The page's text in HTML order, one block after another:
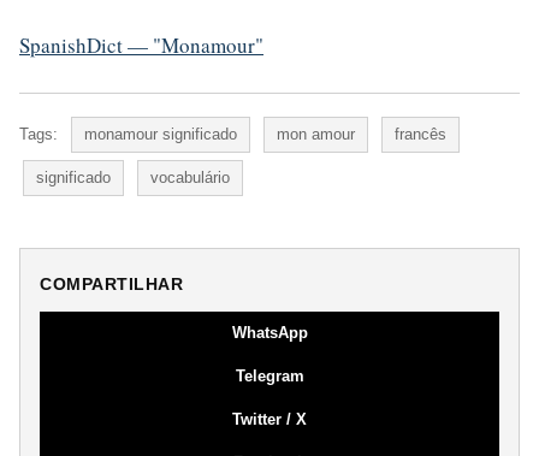
SpanishDict — "Monamour"
Tags: monamour significado mon amour francês
significado vocabulário
COMPARTILHAR
WhatsApp
Telegram
Twitter / X